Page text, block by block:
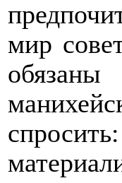
мир
обязаны